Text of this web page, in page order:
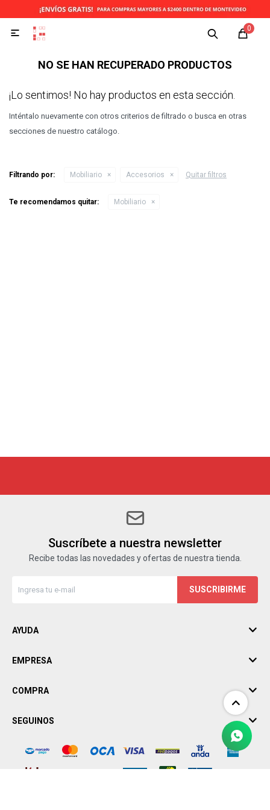
0

NO SE HAN RECUPERADO PRODUCTOS
¡Lo sentimos! No hay productos en esta sección.
Inténtalo nuevamente con otros criterios de filtrado o busca en otras
secciones de nuestro catálogo.
Filtrando por: Mobiliario Accesorios Quitar filtros
Te recomendamos quitar: Mobiliario
Suscríbete a nuestra newsletter
Recibe todas las novedades y ofertas de nuestra tienda.
SUSCRIBIRME
AYUDA
EMPRESA
COMPRA
SEGUINOS